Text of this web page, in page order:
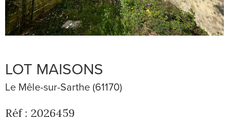
LOT MAISONS
Le Mêle-sur-Sarthe (61170)
Réf : 2026459